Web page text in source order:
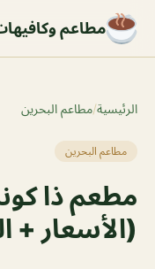
مطاعم
الرئيسية/مطاعم البحرين
مطاعم البحرين
مطعم ذا
(الأسعار +